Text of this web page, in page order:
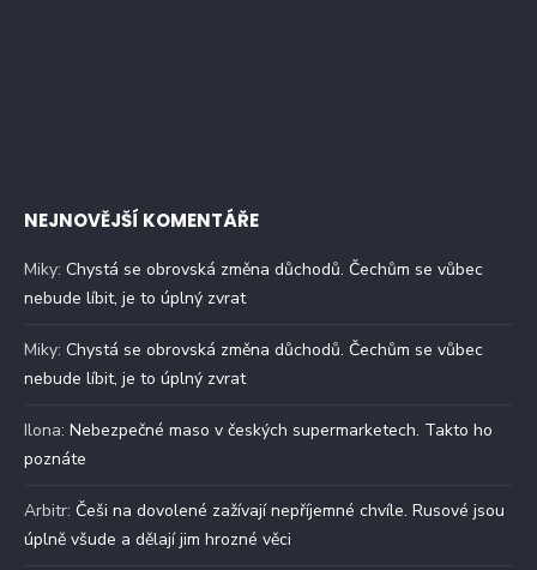
NEJNOVĚJŠÍ KOMENTÁŘE
Miky: Chystá se obrovská změna důchodů. Čechům se vůbec
nebude líbit, je to úplný zvrat
Miky: Chystá se obrovská změna důchodů. Čechům se vůbec
nebude líbit, je to úplný zvrat
Ilona: Nebezpečné maso v českých supermarketech. Takto ho
poznáte
Arbitr: Češi na dovolené zažívají nepříjemné chvíle. Rusové jsou
úplně všude a dělají jim hrozné věci